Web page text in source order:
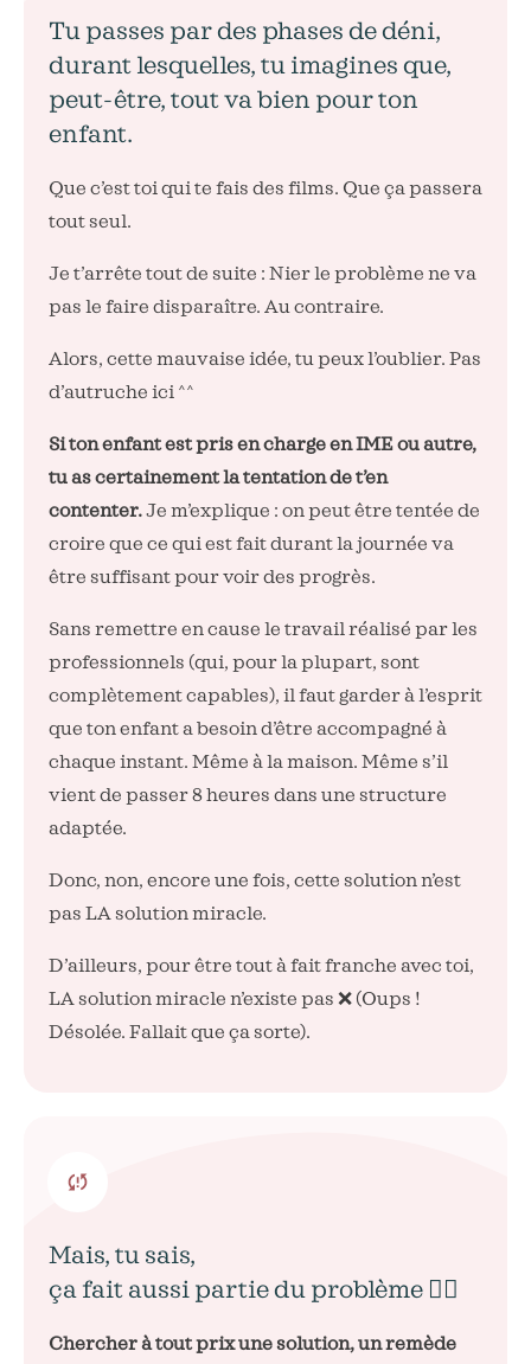
Tu passes par des phases de déni,
durant lesquelles, tu imagines que,
peut-être, tout va bien pour ton
enfant.
Que c’est toi qui te fais des films. Que ça passera
tout seul.
Je t’arrête tout de suite : Nier le problème ne va
pas le faire disparaître. Au contraire.
Alors, cette mauvaise idée, tu peux l’oublier. Pas
d’autruche ici ^^
Si ton enfant est pris en charge en IME ou autre,
tu as certainement la tentation de t’en
contenter.Je m’explique : on peut être tentée de
croire que ce qui est fait durant la journée va
être suffisant pour voir des progrès.
Sans remettre en cause le travail réalisé par les
professionnels (qui, pour la plupart, sont
complètement capables), il faut garder à l’esprit
que ton enfant a besoin d’être accompagné à
chaque instant. Même à la maison. Même s’il
vient de passer 8 heures dans une structure
adaptée.
Donc, non, encore une fois, cette solution n’est
pas LA solution miracle.
D’ailleurs, pour être tout à fait franche avec toi,
LA solution miracle n’existe pas ❌ (Oups !
Désolée. Fallait que ça sorte).
Mais, tu sais,
ça fait aussi partie du problème 👇🏼
Chercher à tout prix une solution, un remède